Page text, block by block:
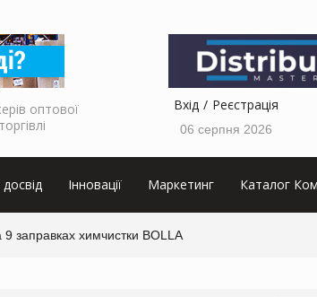
оптової
Вхід Реєстрація
06 серпня 2026
Інновації Маркетинг Каталог
заправках химчистки BOLLA